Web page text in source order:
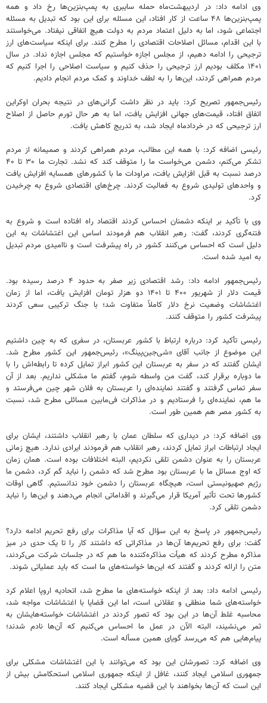
وی ادامه داد: در اردیبهشت‌ماه حمله سایبری به پمپ‌بنزین‌ها رخ داد و همه
پمپ‌بنزین‌ها ۴۸ ساعت از کار افتاد، این مسئله برای این بود که تبدیل به مسئله
اجتماعی شود، اما به دلیل اعتماد مردم به دولت هیچ اتفاقی نیفتاد. می‌خواستند
با این اقدام، مسائل اصلاحات اقتصادی را مطرح کنند. برای اینکه سیاست‌های ارز
ترجیحی را ادامه دهیم، از مجلس اجازه خواستیم که مجلس اجازه نداد. در سال
۱۴۰۱ مکلف بودیم ارز ترجیحی را حذف کنیم و سیاست اصلاحی را اجرا کنیم که
مردم همراهی کردند، این‌ها را به لطف خداوند و کمک مردم انجام دادیم.
رئیس‌جمهور تصریح کرد: باید در نظر داشت گرانی‌های در نتیجه بحران اوکراین
اتفاق افتاد، قیمت‌های جهانی افزایش یافت، اما به هر حال تورم حاصل از اصلاح
ارز ترجیحی که در خردادماه ایجاد شد، به تدریج کاهش یافت.
رئیسی اضافه کرد: با همه این مطالب، مردم همراهی کردند و صمیمانه از مردم
تشکر می‌کنم، دشمن می‌خواست ما را متوقف کند که نشد. تجارت ما ۳۰ تا ۴۰
درصد نسبت به قبل افزایش یافت، مراودات ما با کشورهای همسایه افزایش یافت
و واحدهای تولیدی شروع به فعالیت کردند. چرخ‌های اقتصادی شروع به چرخیدن
کرد.
وی با تأکید بر اینکه دشمنان احساس کردند اقتصاد راه افتاده است و شروع به
فتنه‌گری کردند، گفت: رهبر انقلاب هم فرمودند اساس این اغتشاشات به این
دلیل است که احساس می‌کنند کشور در راه پیشرفت است و ناامیدی مردم تبدیل
به امید شده است.
رئیس‌جمهور ادامه داد: رشد اقتصادی زیر صفر به حدود ۴ درصد رسیده بود.
قیمت دلار از شهریور ۴۰۰ تا ۱۴۰۱ دو هزار تومان افزایش یافت، اما از زمان
اغتشاشات وضعیت نرخ دلار کاملاً متفاوت شد؛ با جنگ ترکیبی سعی کردند
پیشرفت کشور را متوقف کنند.
رئیسی تأکید کرد: درباره ارتباط با کشور عربستان، در سفری که به چین داشتیم
این موضوع از جانب آقای «شی‌جین‌پینگ»، رئیس‌جمهور این کشور مطرح شد.
ایشان گفتند که در سفر به عربستان این کشور ابراز تمایل کرده تا رابطه‌اش را با
ما دوباره برقرار کند، گفت من واسطه شوم، گفتم ما مشکلی نداریم. بعد از آن
سفر تماس گرفتند و گفتند نماینده‌ای را عربستان به فلان شهر چین می‌فرستد و
ما هم، نماینده‌ای را فرستادیم و در مذاکرات فی‌مابین مسائلی مطرح شد، نسبت
به کشور مصر هم همین طور است.
وی اضافه کرد: در دیداری که سلطان عمان با رهبر انقلاب داشتند، ایشان برای
ایجاد ارتباطات ابراز تمایل کردند، رهبر انقلاب هم فرمودند ایرادی ندارد. هیچ زمانی
عربستان را به عنوان دشمن تلقی نکردیم، البته اختلافات بوده است. همان زمان
که اوج مسائل ما با عربستان بود مطرح شد که دشمن را نباید گم کرد، دشمن ما
رژیم صهیونیستی است، هیچگاه عربستان را دشمن خود ندانستیم. گاهی اوقات
کشورها تحت تأثیر آمریکا قرار می‌گیرند و اقداماتی انجام می‌دهند و این‌ها را نباید
دشمن تلقی کرد.
رئیس‌جمهور در پاسخ به این سؤال که آیا مذاکرات برای رفع تحریم ادامه دارد؟
گفت: برای رفع تحریم‌ها آن‌ها در مذاکراتی که داشتند کار را تا یک حدی در میز
مذاکره مطرح کردند که هیأت مذاکره‌کننده ما هم که در جلسات شرکت می‌کردند،
متن را ارائه کردند و گفتند که این‌ها خواسته‌های ما است که باید عملیاتی شوند.
رئیسی ادامه داد: بعد از اینکه خواسته‌های ما مطرح شد، اتحادیه اروپا اعلام کرد
خواسته‌های شما منطقی و عقلانی است، اما این قضایا با اغتشاشات مواجه شد،
محاسبه غلط آن‌ها در این بود که تصور کردند در اغتشاشات خواسته‌هایشان به
ثمر می‌نشیند، البته الآن در عمل ما احساس می‌کنیم که آن‌ها نادم شدند؛
پیام‌هایی هم که می‌رسد گویای همین مسأله است.
وی اضافه کرد: تصورشان این بود که می‌توانند با این اغتشاشات مشکلی برای
جمهوری اسلامی ایجاد کنند، غافل از اینکه جمهوری اسلامی استحکامش بیش از
این است که آن‌ها بخواهند با این قضیه مشکلی ایجاد کنند.